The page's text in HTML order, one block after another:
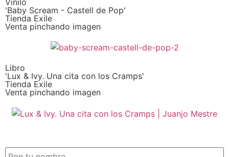
'Baby Scream - Castell de Pop'
Tienda Exile
Venta pinchando imagen
Libro
'Lux & Ivy. Una cita con los Cramps'
Tienda Exile
Venta pinchando imagen